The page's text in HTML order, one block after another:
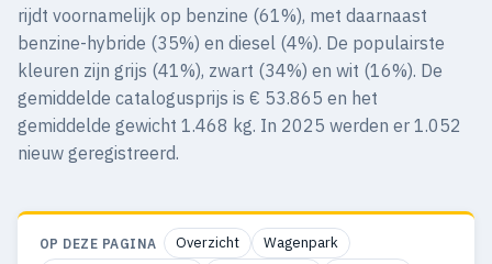
rijdt voornamelijk op benzine (61%), met daarnaast
benzine-hybride (35%) en diesel (4%). De populairste
kleuren zijn grijs (41%), zwart (34%) en wit (16%). De
gemiddelde catalogusprijs is € 53.865 en het
gemiddelde gewicht 1.468 kg. In 2025 werden er 1.052
nieuw geregistreerd.
OP DEZE PAGINA Overzicht
Wagenpark